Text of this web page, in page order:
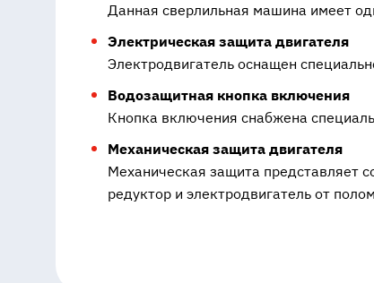
Данная сверлильная машина имеет
Электрическая защита двигателя
Электродвигатель оснащен
Водозащитная кнопка включения
Кнопка включения снабжена
Механическая защита двигателя
Механическая защита представляет
редуктор и электродвигатель от